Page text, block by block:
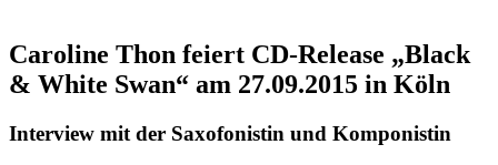
Caroline Thon feiert CD-Release „Black
& White Swan“ am 27.09.2015 in Köln
Interview mit der Saxofonistin und Komponistin